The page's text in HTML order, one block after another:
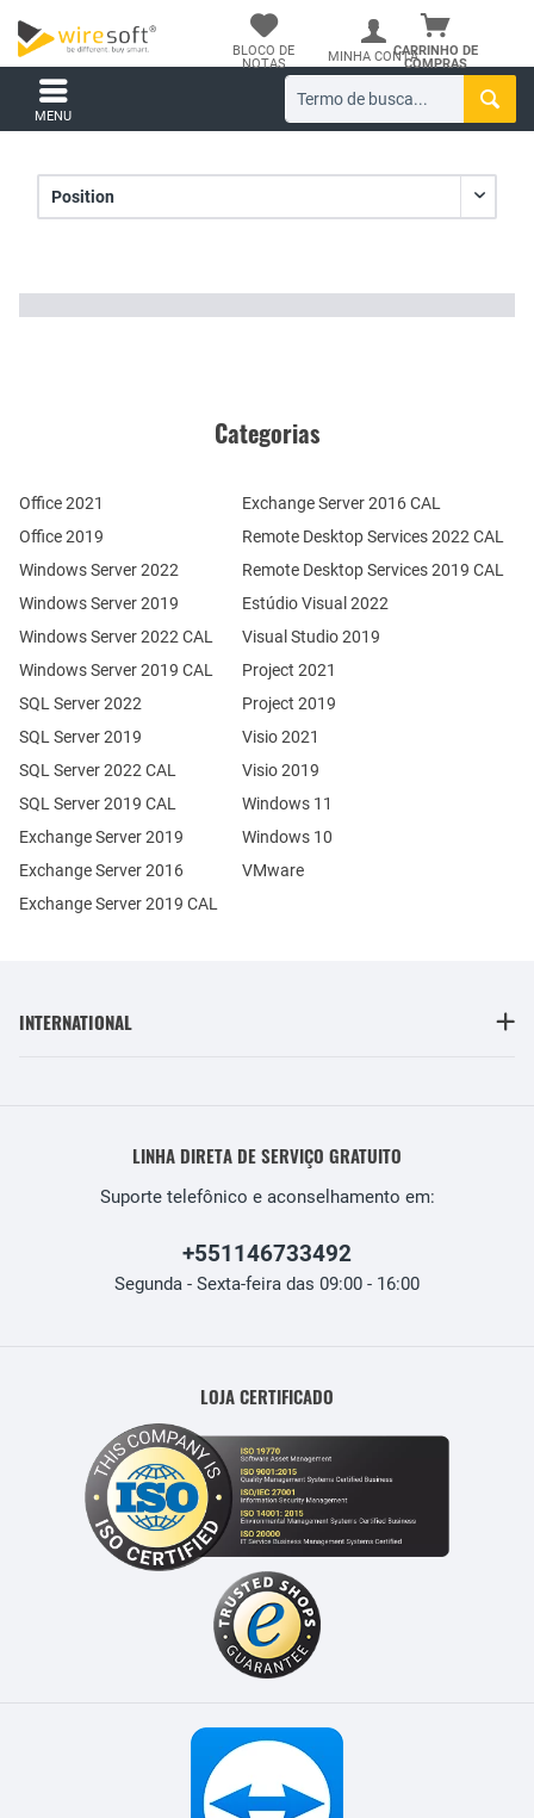
CARRINHO DE
COMPRAS
BLOCO DE
NOTAS
MINHA CONTA
MENU
Categorias
Office 2021
Office 2019
Windows Server 2022
Windows Server 2019
Exchange Server 2019
Exchange Server 2016
SQL Server 2022
SQL Server 2019
Windows Server 2022 CAL
Windows Server 2019 CAL
SQL Server 2022 CAL
SQL Server 2019 CAL
Remote Desktop Services 2022 CAL
Remote Desktop Services 2019 CAL
Exchange Server 2019 CAL
Exchange Server 2016 CAL
Estúdio Visual 2022
Visual Studio 2019
Project 2021
Project 2019
Visio 2021
Visio 2019
Windows 11
Windows 10
VMware
INTERNATIONAL
LINHA DIRETA DE SERVIÇO GRATUITO
Suporte telefônico e aconselhamento em:
+551146733492
Segunda - Sexta-feira das 09:00 - 16:00
LOJA CERTIFICADO